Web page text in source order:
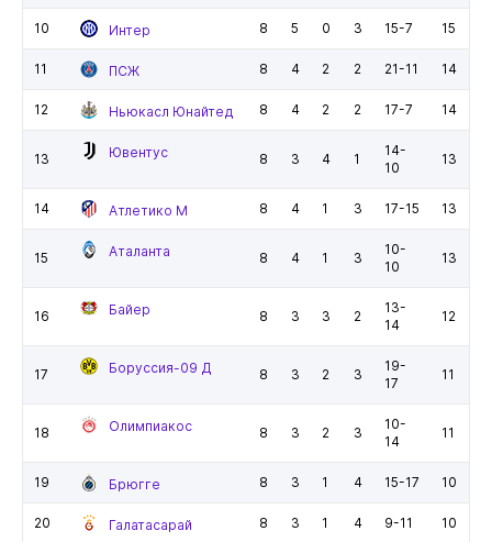
10 Интер 8 5 0 3 15-7 15
11 ПСЖ 8 4 2 2 21-11 14
12 Ньюкасл Юнайтед 8 4 2 2 17-7 14
13 Ювентус 8 3 4 1
14-
10
13
14 Атлетико М 8 4 1 3 17-15 13
15 Аталанта 8 4 1 3
10-
10
13
16 Байер 8 3 3 2
13-
14
12
17 Боруссия-09 Д 8 3 2 3
19-
17
11
18 Олимпиакос 8 3 2 3
10-
14
11
19 Брюгге 8 3 1 4 15-17 10
20 Галатасарай 8 3 1 4 9-11 10